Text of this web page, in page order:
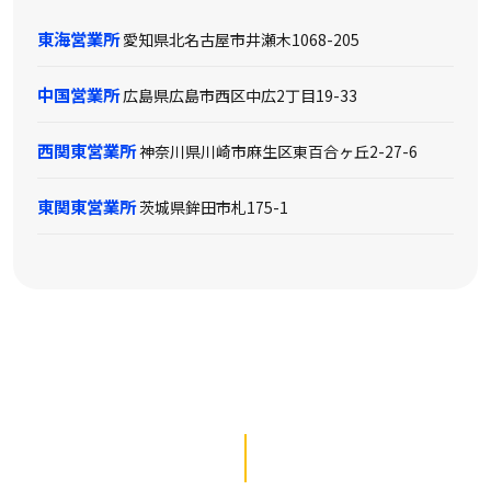
東海営業所 愛知県北名古屋市井瀬木1068-205
中国営業所広島県広島市西区中広2丁目19-33
西関東営業所神奈川県川崎市麻生区東百合ヶ丘2-27-6
東関東営業所茨城県鉾田市札175-1